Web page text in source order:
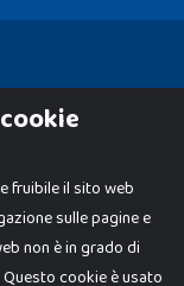
fruibile il sito web
sulle pagine e
non è in grado di
cookie è usato